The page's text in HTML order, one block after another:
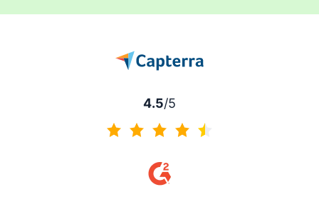
4.5/5